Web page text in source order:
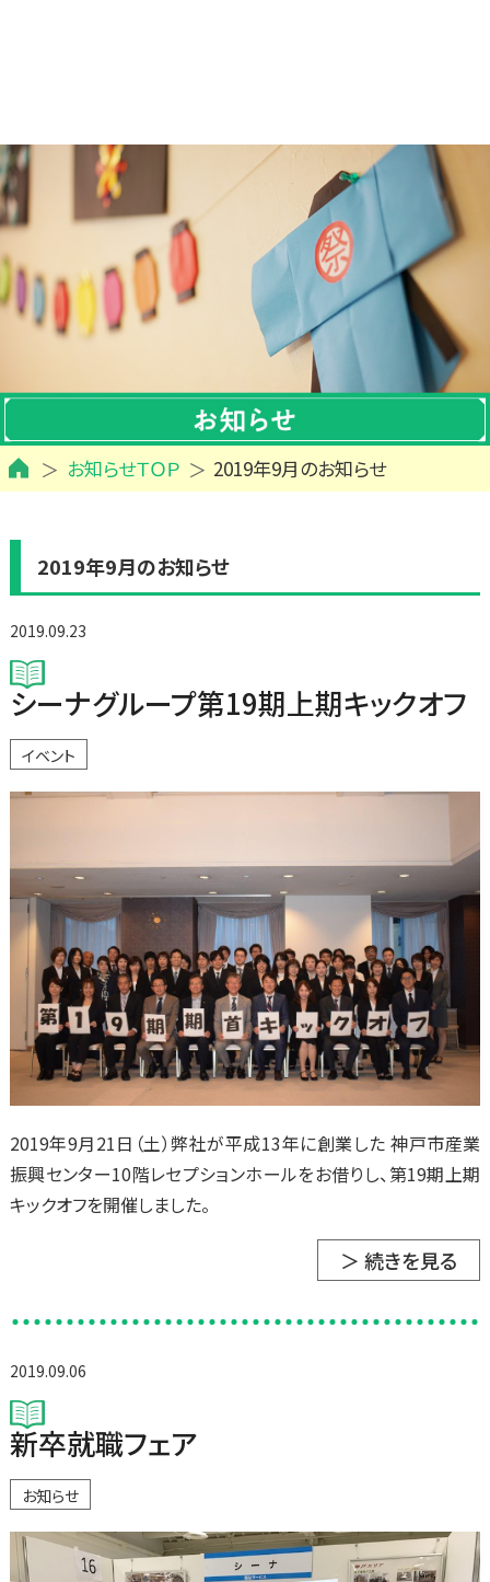
お知らせＴＯＰ 2019年9月のお知らせ
2019年9月のお知らせ
2019.09.23
シーナグループ第19期上期キックオフ
イベント
2019年9月21日（土）弊社が平成13年に創業した 神戸市産業
振興センター10階レセプションホールをお借りし、第19期上期
キックオフを開催しました。
＞ 続きを見る
2019.09.06
新卒就職フェア
お知らせ